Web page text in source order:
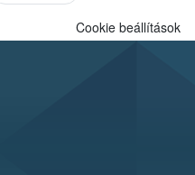
Cookie beállítások